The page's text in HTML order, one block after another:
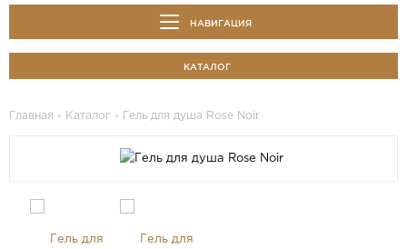
НАВИГАЦИЯ
КАТАЛОГ
Главная - Каталог - Гель для душа Rose Noir